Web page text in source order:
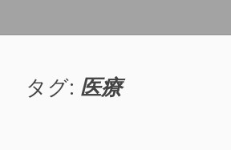
タグ: 医療